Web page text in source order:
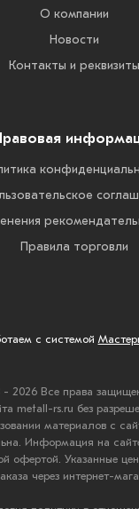
О компании
Новости
Контакты и реквизиты
Правила торговли
с системой
2026 Все права
metall-rs.ru без
материалов с
Информация на
офертой. Указанные
через интернет-